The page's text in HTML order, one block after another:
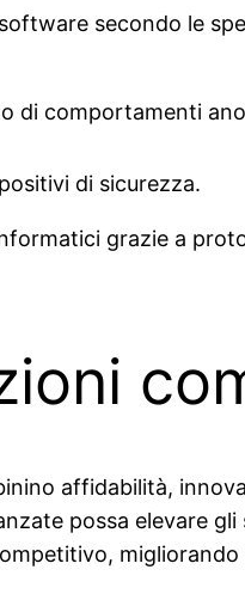
secondo le
di comportamenti
di sicurezza.
grazie a
affidabilità,
possa elevare